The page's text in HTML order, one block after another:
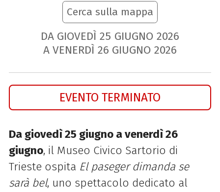
Cerca sulla mappa
DA GIOVEDÌ 25 GIUGNO 2026
A VENERDÌ 26 GIUGNO 2026
EVENTO TERMINATO
Da giovedì 25 giugno a venerdì 26
giugno, il Museo Civico Sartorio di
Trieste ospita El paseger dimanda se
sarà bel, uno spettacolo dedicato al